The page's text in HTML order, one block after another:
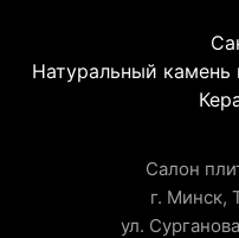
Натуральный камень
Салон
г. Минск,
ул.